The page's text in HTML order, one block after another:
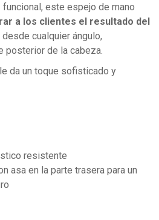
este espejo de mano
a los clientes el resultado del
cualquier ángulo,
posterior de la cabeza.
da un toque sofisticado y
resistente
asa en la parte trasera para un